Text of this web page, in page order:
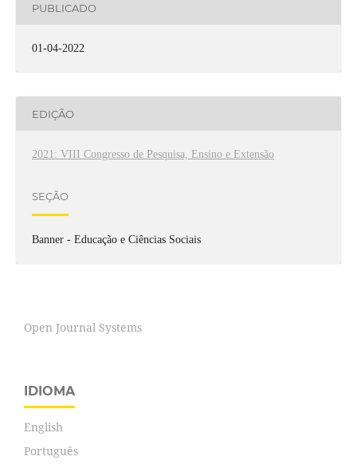
PUBLICADO
01-04-2022
EDIÇÃO
2021: VIII Congresso de Pesquisa, Ensino e Extensão
SEÇÃO
Banner - Educação e Ciências Sociais
Open Journal Systems
IDIOMA
English
Português